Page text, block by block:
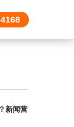
新闻营